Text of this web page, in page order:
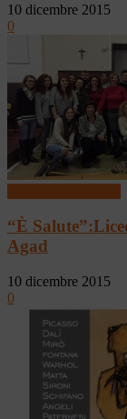
10 dicembre 2015
0
“È
Agad
10 dicembre 2015
0